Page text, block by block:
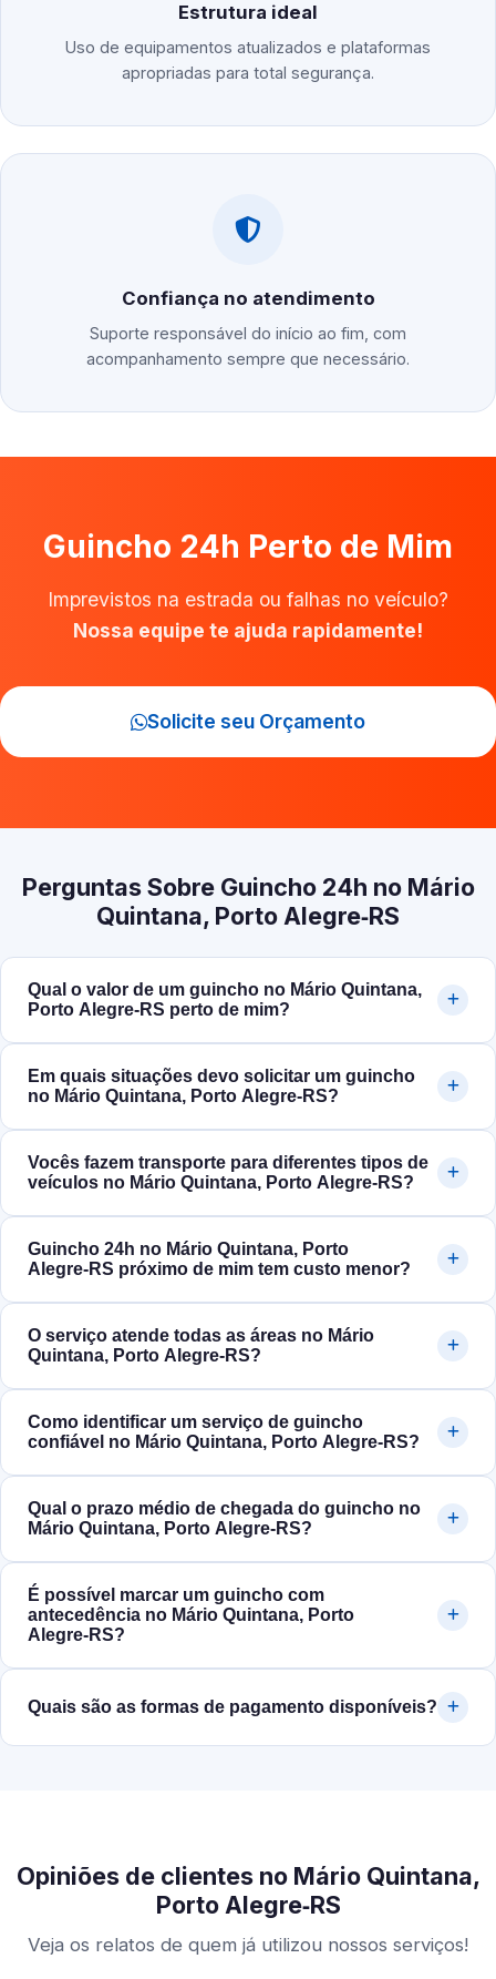
Estrutura ideal
Uso de equipamentos atualizados e plataformas
apropriadas para total segurança.
Confiança no atendimento
Suporte responsável do início ao fim, com
acompanhamento sempre que necessário.
Guincho 24h Perto de Mim
Imprevistos na estrada ou falhas no veículo?
Nossa equipe te ajuda rapidamente!
Solicite seu Orçamento
Perguntas Sobre Guincho 24h no Mário
Quintana, Porto Alegre‑RS
Qual o valor de um guincho no Mário Quintana,
Porto Alegre‑RS perto de mim?
Em quais situações devo solicitar um guincho
no Mário Quintana, Porto Alegre‑RS?
Vocês fazem transporte para diferentes tipos de
veículos no Mário Quintana, Porto Alegre‑RS?
Guincho 24h no Mário Quintana, Porto
Alegre‑RS próximo de mim tem custo menor?
O serviço atende todas as áreas no Mário
Quintana, Porto Alegre‑RS?
Como identificar um serviço de guincho
confiável no Mário Quintana, Porto Alegre‑RS?
Qual o prazo médio de chegada do guincho no
Mário Quintana, Porto Alegre‑RS?
É possível marcar um guincho com
antecedência no Mário Quintana, Porto
Alegre‑RS?
Quais são as formas de pagamento disponíveis?
Opiniões de clientes no Mário Quintana,
Porto Alegre‑RS
Veja os relatos de quem já utilizou nossos serviços!